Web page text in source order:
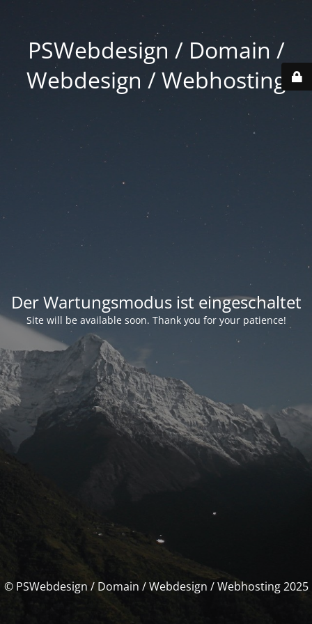
PSWebdesign / Domain /
Webdesign / Webhosting
Der Wartungsmodus ist eingeschaltet
Site will be available soon. Thank you for your patience!
© PSWebdesign / Domain / Webdesign / Webhosting 2025